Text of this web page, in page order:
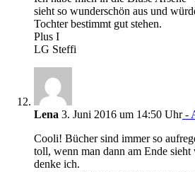
sieht so wunderschön aus und
Tochter bestimmt gut stehen.
Plus I
LG Steffi
Lena 3. Juni 2016 um 14:50 Uhr-
Cooli! Bücher sind immer so
toll, wenn man dann am Ende sieht
denke ich.